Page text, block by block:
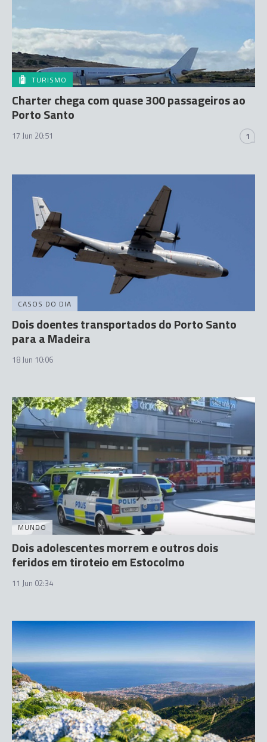
TURISMO
Charter chega com quase 300 passageiros ao
Porto Santo
17 Jun 20:51 1
CASOS DO DIA
Dois doentes transportados do Porto Santo
para a Madeira
18 Jun 10:06
MUNDO
Dois adolescentes morrem e outros dois
feridos em tiroteio em Estocolmo
11 Jun 02:34